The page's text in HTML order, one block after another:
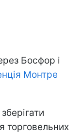
Босфор і
Монтре
торговельних